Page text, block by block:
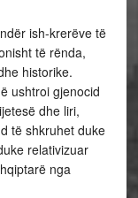
ish-krerëve të
të rënda,
historike.
ushtroi gjenocid
dhe liri,
të shkruhet duke
relativizuar
nga